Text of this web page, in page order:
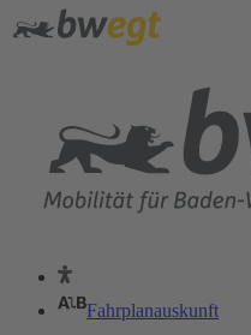
Fahrplanauskunft